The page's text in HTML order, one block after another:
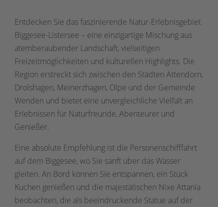
Entdecken Sie das faszinierende Natur-Erlebnisgebiet
Biggesee-Listersee – eine einzigartige Mischung aus
atemberaubender Landschaft, vielseitigen
Freizeitmöglichkeiten und kulturellen Highlights. Die
Region erstreckt sich zwischen den Städten Attendorn,
Drolshagen, Meinerzhagen, Olpe und der Gemeinde
Wenden und bietet eine unvergleichliche Vielfalt an
Erlebnissen für Naturfreunde, Abenteurer und
Genießer.
Eine absolute Empfehlung ist die Personenschifffahrt
auf dem Biggesee, wo Sie sanft über das Wasser
gleiten. An Bord können Sie entspannen, ein Stück
Kuchen genießen und die majestätischen Nixe Attania
beobachten, die als beeindruckende Statue auf der